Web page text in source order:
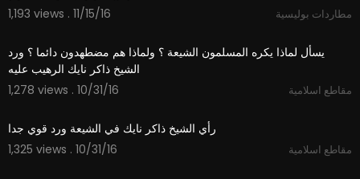
1,193 views . 11/15/16
مطاردات بوليسية
‫يسأل لماذا يكره المسلمون الشيعة ؟ ولماذا هم مضطهدون دائما ؟ ورد
1,278 views . 10/31/16
مقاطع اسلامية
1,325 views . 10/31/16
مقاطع اسلامية